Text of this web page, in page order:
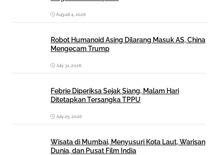
August 4, 2026
Robot Humanoid Asing Dilarang Masuk AS, China
Mengecam Trump
July 31, 2026
Febrie Diperiksa Sejak Siang, Malam Hari
Ditetapkan Tersangka TPPU
July 25, 2026
Wisata di Mumbai, Menyusuri Kota Laut, Warisan
Dunia, dan Pusat Film India